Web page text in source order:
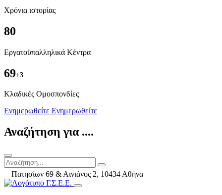
Χρόνια ιστορίας
80
Εργατοϋπαλληλικά Κέντρα
69+3
Kλαδικές Ομοσπονδίες
Ενημερωθείτε Ενημερωθείτε
Αναζήτηση για ....
Πατησίων 69 & Αινιάνος 2, 10434 Αθήνα